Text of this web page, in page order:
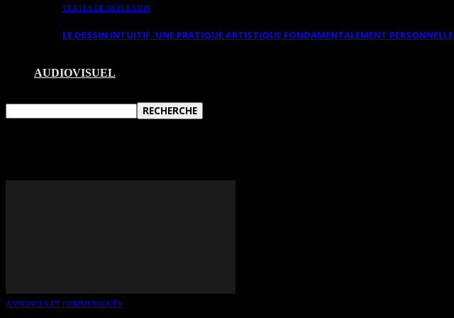
TEXTES DE RÉFLEXION
LE DESSIN INTUITIF. UNE PRATIQUE ARTISTIQUE FONDAMENTALEMENT PERSONNELLE
AUDIOVISUEL
ANNONCES ET COMMUNIQUÉS